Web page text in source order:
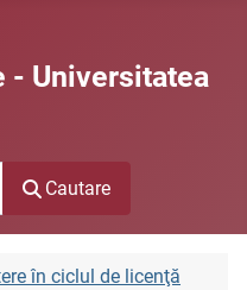
- Universitatea
Cautare
în ciclul de licenţă